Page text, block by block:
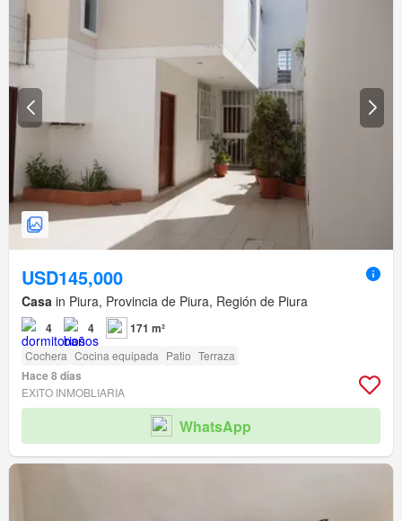
USD145,000
Casa in Piura, Provincia de Piura, Región de Piura
4 4 171 m²
Cochera Cocina equipada Patio Terraza
Hace 8 días
EXITO INMOBLIARIA
WhatsApp